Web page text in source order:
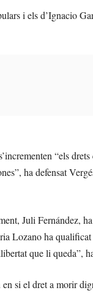
i els d’Ignacio
“els
ha defensat
Juli Fernández,
Lozano ha
que li queda”,
si el dret a morir